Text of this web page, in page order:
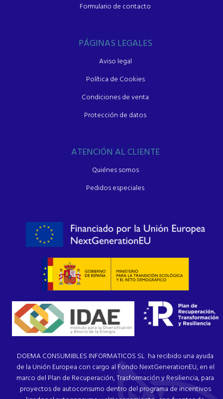
Formulario de contacto
PÁGINAS LEGALES
Aviso legal
Política de Cookies
Condiciones de venta
Protección de datos
ATENCIÓN AL CLIENTE
Quiénes somos
Pedidos especiales
DOEMA CONSUMIBLES INFORMATICOS SL ha recibido una ayuda
de la Unión Europea con cargo al Fondo NextGenerationEU, en el
marco del Plan de Recuperación, Trasformación y Resiliencia, para
proyectos de autoconsumo dentro del programa de incentivos